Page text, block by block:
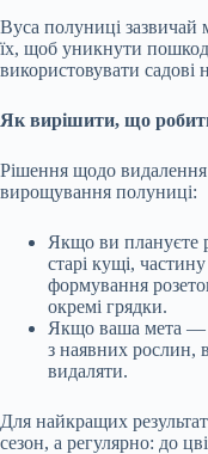
Вуса полуниці зазвичай
їх, щоб уникнути
використовувати садові
Як вирішити, що
Рішення щодо видалення
вирощування полуниці:
Якщо ви плануєте
старі кущі,
формування
окремі грядки.
Якщо ваша мета —
з наявних рослин,
видаляти.
Для найкращих
сезон, а регулярно: до